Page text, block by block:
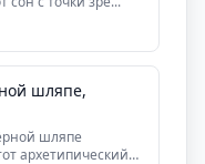
шляпе,
шляпе
архетипический